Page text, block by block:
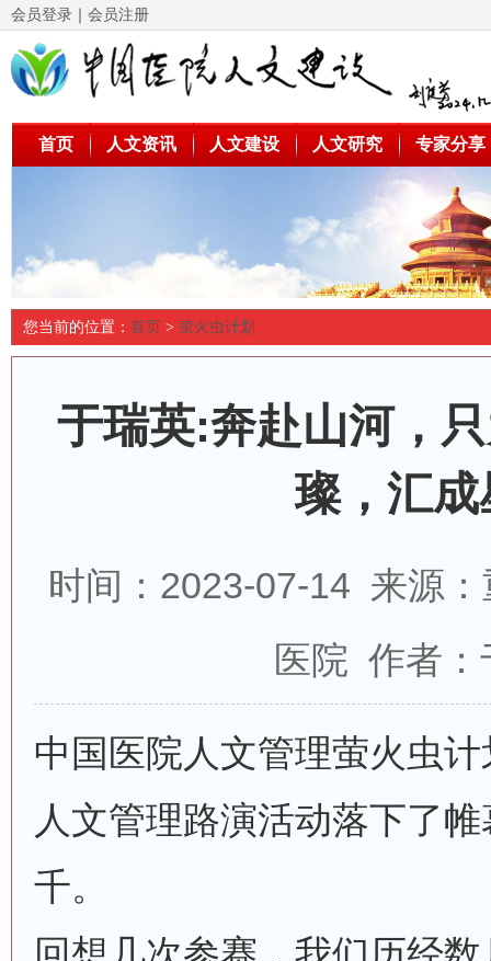
会员登录 ｜ 会员注册
首页 人文资讯 人文建设 人文研究 专家分享
您当前的位置： 首页 > 萤火虫计划
于瑞英:奔赴山河，
璨，汇成
时间：2023-07-14 来源
医院 作者：
中国医院人文管理萤火虫
人文管理路演活动落下了
千。